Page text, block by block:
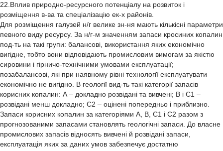
22.Вплив природно-ресурсного потенціалу на розвиток і
розміщення в-ва та спеціалізацію ек-х районів.
Для розміщення галузей н/г велике зн-ня мають кількісні параметри
певного виду ресурсу. За н/г-м значенням запаси кросиних копалин
под-ть на такі групи: балансові, використання яких економічно
вигідне, тобто вони відповідають промисловим вимогам за якістю
сировини і гірничо-технічними умовами експлуатації;
позабалансові, які при наявному рівні технології експлуатувати
економічно не вигідно. В геології вид-ть такі категорії запасів
корисних копалин: А – докладно розвідані та вивчені; В і С1 –
розвідані менш докладно; С2 – оцінені попередньо і приблизно.
Запаси корисних копалин за категоріями А, В, С1 і С2 разом з
прогнозованими запасами становлять геологічні запаси. До власне
промислових запасів відносять вивчені й розвідані запаси,
експлуатація яких за даних умов забезпечує достатню